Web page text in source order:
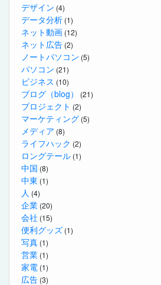
デザイン (4)
データ分析 (1)
ネット動画 (12)
ネット広告 (2)
ノートパソコン (5)
パソコン (21)
ビジネス (10)
ブログ（blog） (21)
プロジェクト (2)
マーケティング (5)
メディア (8)
ライフハック (2)
ロングテール (1)
中国 (8)
中東 (1)
人 (4)
企業 (20)
会社 (15)
便利グッズ (1)
写真 (1)
営業 (1)
家電 (1)
広告 (3)